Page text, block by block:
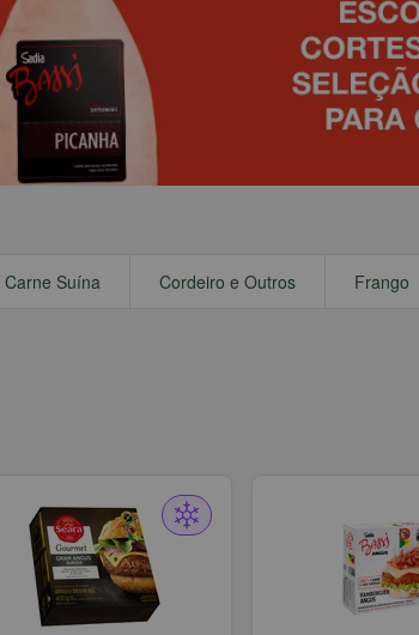
Carne Suína Cordeiro e Outros Frango